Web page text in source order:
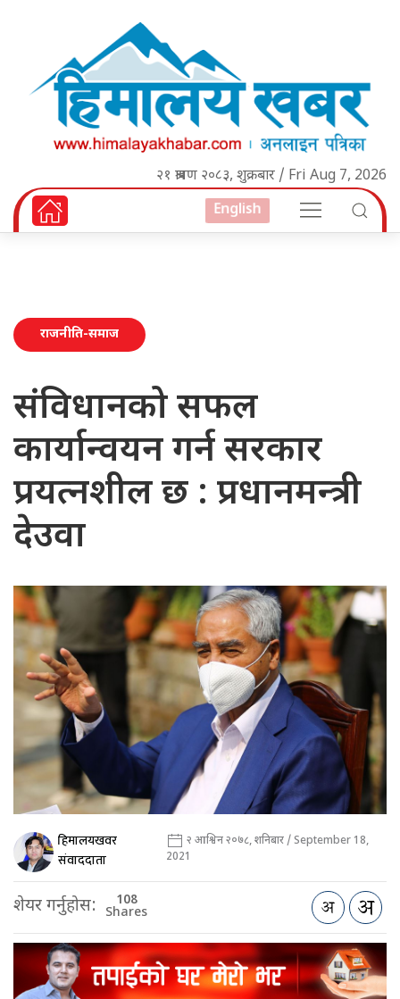
२१ श्रावण २०८३, शुक्रबार / Fri Aug 7, 2026
English
राजनीति-समाज
संविधानको सफल
कार्यान्वयन गर्न सरकार
प्रयत्नशील छ : प्रधानमन्त्री
देउवा
हिमालयखवर
संवाददाता
२ आश्विन २०७८, शनिबार / September 18,
2021
शेयर गर्नुहोस: 108
Shares